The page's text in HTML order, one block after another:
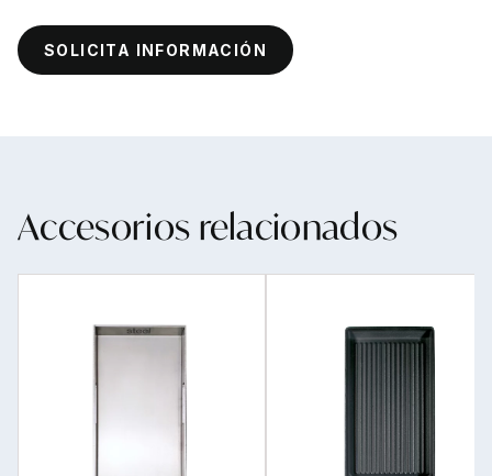
SOLICITA INFORMACIÓN
Accesorios relacionados